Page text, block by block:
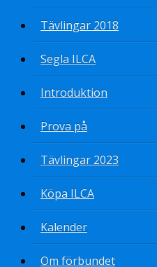
Tävlingar 2018
Segla ILCA
Introduktion
Prova på
Tävlingar 2023
Köpa ILCA
Kalender
Om förbundet